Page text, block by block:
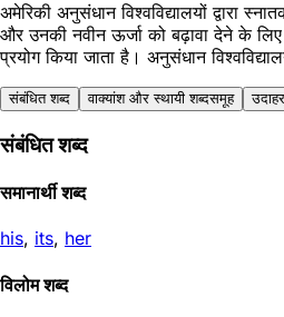
अमेरिकी अनुसंधान विश्वविद्यालयों द्वारा
और उनकी नवीन ऊर्जा को बढ़ावा देने के
प्रयोग किया जाता है। अनुसंधान
संबंधित शब्द वाक्यांश और स्थायी शब्दसमूह
संबंधित शब्द
समानार्थी शब्द
his, its, her
विलोम शब्द